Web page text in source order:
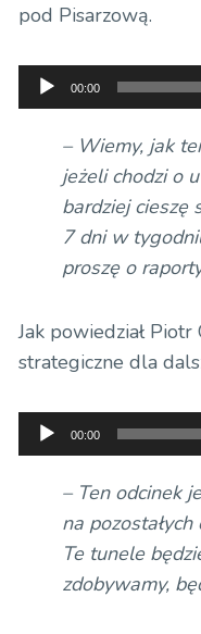
pod Pisarzową.
Odtwarzacz
plików
dźwiękowych
00:00
– Wiemy, jak
jeżeli chodzi o
bardziej cieszę
7 dni w
proszę o
Jak powiedział
strategiczne dla
Odtwarzacz
plików
dźwiękowych
00:00
– Ten odcinek
na
Te tunele
zdobywamy,